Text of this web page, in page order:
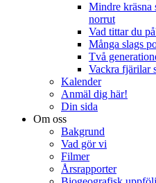
Mindre kräsna
norrut
Vad tittar du
Många slags
Två
Vackra fjärilar
Kalender
Anmäl dig här!
Din sida
Om oss
Bakgrund
Vad gör vi
Filmer
Årsrapporter